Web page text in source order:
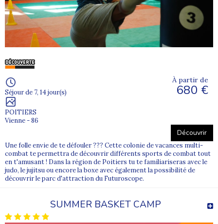
Séjour de 7, 14 jour(s)
POITIERS
Vienne - 86
À partir de
680 €
Découvrir
Une folle envie de te défouler ??? Cette colonie de vacances multi-
combat te permettra de découvrir différents sports de combat tout
en t'amusant ! Dans la région de Poitiers tu te familiariseras avec le
judo, le jujitsu ou encore la boxe avec également la possibilité de
découvrir le parc d'attraction du Futuroscope.
SUMMER BASKET CAMP